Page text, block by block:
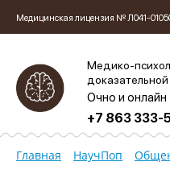
Медицинская лицензия № Л041-
Медико-
Очно и онлайн
+7 863 333-
Главная НаучПоп